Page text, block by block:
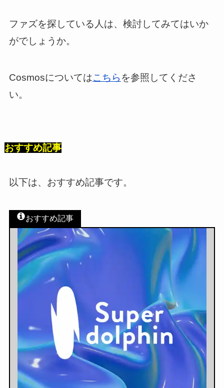
ファズを探している人は、検討してみてはいか
がでしょうか。
Cosmosについてはこちら を参照してくださ
い。
おすすめ記事
以下は、おすすめ記事です。
おすすめ記事